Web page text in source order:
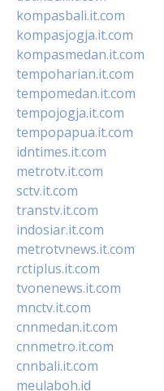
kompasbali.it.com
kompasjogja.it.com
kompasmedan.it.com
tempoharian.it.com
tempomedan.it.com
tempojogja.it.com
tempopapua.it.com
idntimes.it.com
metrotv.it.com
sctv.it.com
transtv.it.com
indosiar.it.com
metrotvnews.it.com
rctiplus.it.com
tvonenews.it.com
mnctv.it.com
cnnmedan.it.com
cnnmetro.it.com
cnnbali.it.com
meulaboh.id